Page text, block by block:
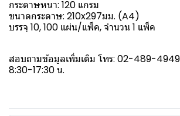
กระดาษหนา: 120 แกรม
ขนาดกระดาษ: 210x297มม. (A4)
บรรจุ 10, 100 แผ่น/แพ็ค, จำนวน 1 แพ็ค
สอบถามข้อมูลเพิ่มเติม โทร: 02-489-
8:30-17:30 น.